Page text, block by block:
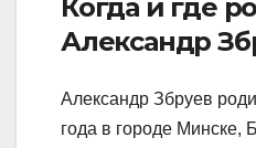
Когда и где
Александр
Александр Збруев
года в городе Минске,